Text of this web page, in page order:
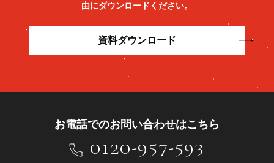
由にダウンロードください。
資料ダウンロード
お電話でのお問い合わせはこちら
0120-957-593